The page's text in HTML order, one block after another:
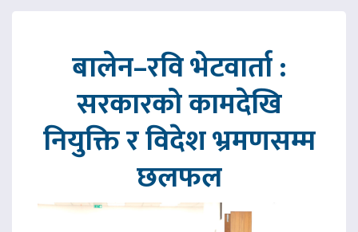
बालेन–रवि भेटवार्ता :
सरकारको कामदेखि
नियुक्ति र विदेश भ्रमणसम्म
छलफल